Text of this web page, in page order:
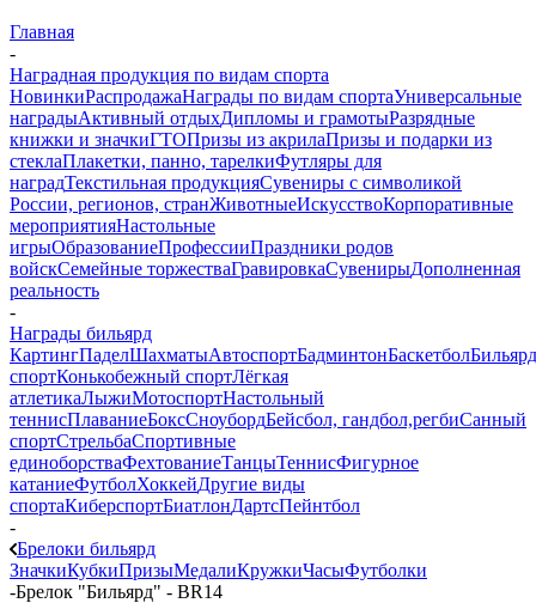
Главная
-
Наградная продукция по видам спорта
НовинкиРаспродажаНаграды по видам спортаУниверсальные
наградыАктивный отдыхДипломы и грамотыРазрядные
книжки и значкиГТОПризы из акрилаПризы и подарки из
стеклаПлакетки, панно, тарелкиФутляры для
наградТекстильная продукцияСувениры с символикой
России, регионов, странЖивотныеИскусствоКорпоративные
мероприятияНастольные
игрыОбразованиеПрофессииПраздники родов
войскСемейные торжестваГравировкаСувенирыДополненная
реальность
-
Награды бильярд
КартингПаделШахматыАвтоспортБадминтонБаскетболБильярд
спортКонькобежный спортЛёгкая
атлетикаЛыжиМотоспортНастольный
теннисПлаваниеБоксСноубордБейсбол, гандбол,регбиСанный
спортСтрельбаСпортивные
единоборстваФехтованиеТанцыТеннисФигурное
катаниеФутболХоккейДругие виды
спортаКиберспортБиатлонДартсПейнтбол
-
Брелоки бильярд
ЗначкиКубкиПризыМедалиКружкиЧасыФутболки
-Брелок "Бильярд" - BR14